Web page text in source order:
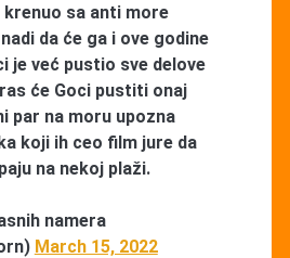
krenuo sa anti more
da će ga i ove godine
je već pustio sve delove
će Goci pustiti onaj
par na moru upozna
koji ih ceo film jure da
na nekoj plaži.
namera
March 15, 2022